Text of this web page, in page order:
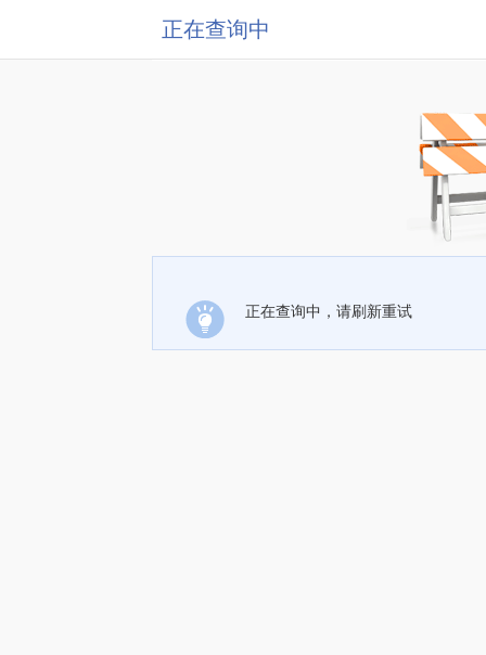
正在查询中
正在查询中，请刷新重试